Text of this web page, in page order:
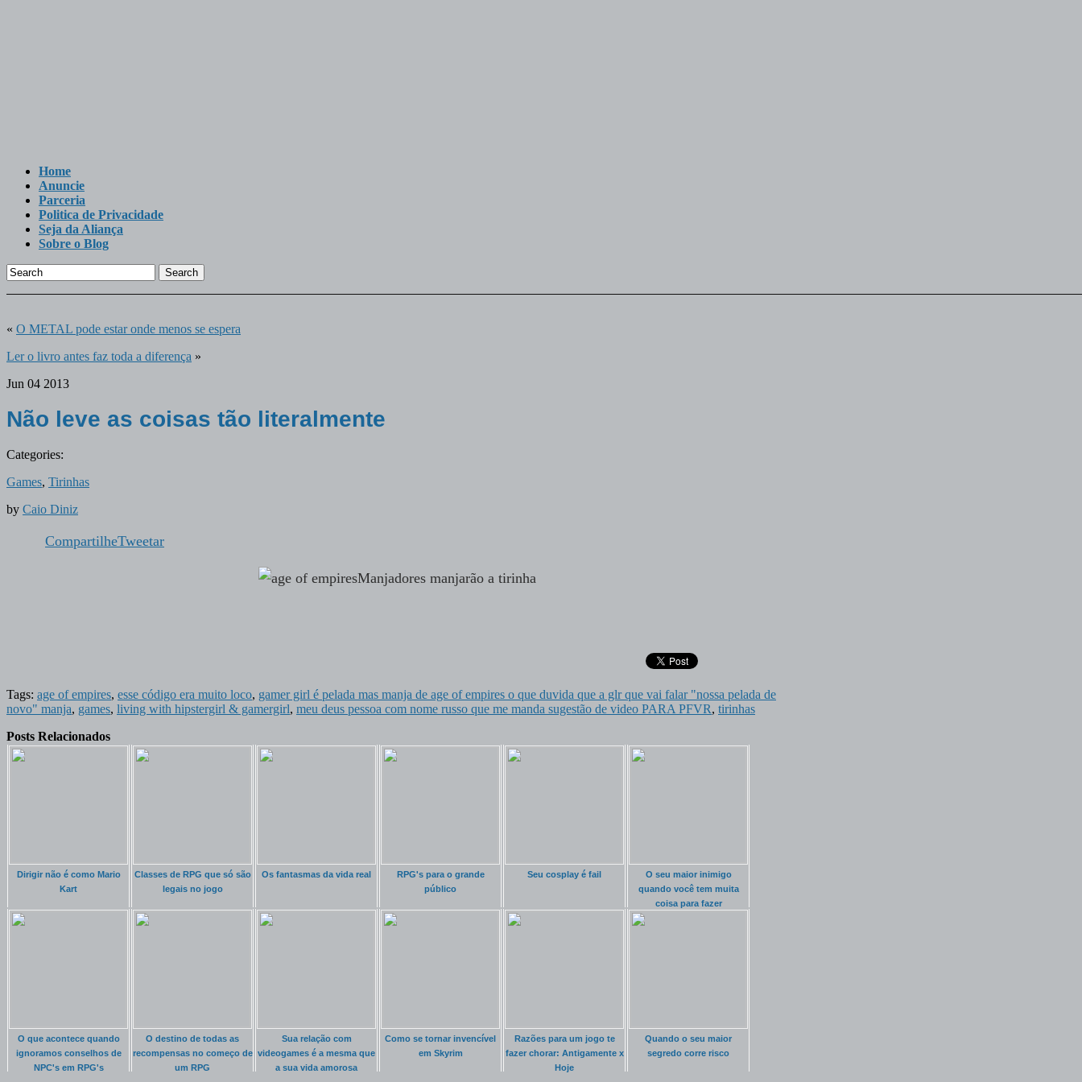
Home
Anuncie
Parceria
Politica de Privacidade
Seja da Aliança
Sobre o Blog
Search
« O METAL pode estar onde menos se espera
Ler o livro antes faz toda a diferença »
Jun 04 2013
Não leve as coisas tão literalmente
Categories:
Games, Tirinhas
by Caio Diniz
CompartilheTweetar
Manjadores manjarão a tirinha
Tags: age of empires, esse código era muito loco, gamer girl é pelada mas manja de age of empires o que duvida que a glr que vai falar "nossa pelada de
novo" manja, games, living with hipstergirl & gamergirl, meu deus pessoa com nome russo que me manda sugestão de video PARA PFVR, tirinhas
Posts Relacionados
Dirigir não é como Mario
Kart
Classes de RPG que só são
legais no jogo
Os fantasmas da vida real
RPG's para o grande
público
Seu cosplay é fail
O seu maior inimigo
quando você tem muita
coisa para fazer
O que acontece quando
ignoramos conselhos de
NPC's em RPG's
O destino de todas as
recompensas no começo de
um RPG
Sua relação com
videogames é a mesma que
a sua vida amorosa
Como se tornar invencível
em Skyrim
Razões para um jogo te
fazer chorar: Antigamente x
Hoje
Quando o seu maior
segredo corre risco